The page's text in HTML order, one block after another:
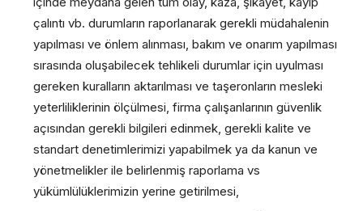
çalıntı vb. durumların raporlanarak gerekli müdahalenin
yapılması ve önlem alınması, bakım ve onarım yapılması
sırasında oluşabilecek tehlikeli durumlar için uyulması
gereken kuralların aktarılması ve taşeronların mesleki
yeterliliklerinin ölçülmesi, firma çalışanlarının güvenlik
açısından gerekli bilgileri edinmek, gerekli kalite ve
standart denetimlerimizi yapabilmek ya da kanun ve
yönetmelikler ile belirlenmiş raporlama vs
yükümlülüklerimizin yerine getirilmesi,